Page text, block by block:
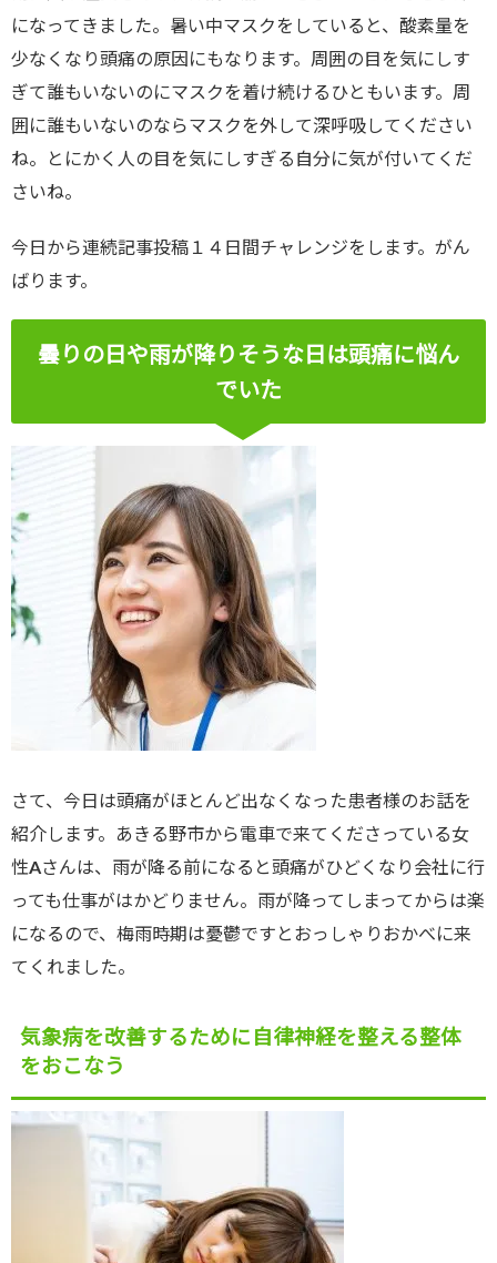
になってきました。暑い中マスクをしていると、酸素量を
少なくなり頭痛の原因にもなります。周囲の目を気にしす
ぎて誰もいないのにマスクを着け続けるひともいます。周
囲に誰もいないのならマスクを外して深呼吸してください
ね。とにかく人の目を気にしすぎる自分に気が付いてくだ
さいね。
今日から連続記事投稿１４日間チャレンジをします。がん
ばります。
曇りの日や雨が降りそうな日は頭痛に悩ん
でいた
さて、今日は頭痛がほとんど出なくなった患者様のお話を
紹介します。あきる野市から電車で来てくださっている女
性Aさんは、雨が降る前になると頭痛がひどくなり会社に行
っても仕事がはかどりません。雨が降ってしまってからは楽
になるので、梅雨時期は憂鬱ですとおっしゃりおかべに来
てくれました。
気象病を改善するために自律神経を整える整体
をおこなう